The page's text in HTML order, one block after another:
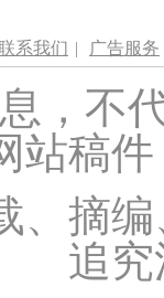
系我们 | 广告服务
，不
站稿
、摘
追